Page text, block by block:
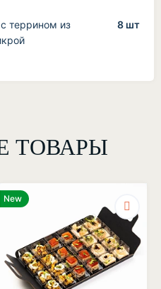
террином из
8 шт
ТОВАРЫ
New